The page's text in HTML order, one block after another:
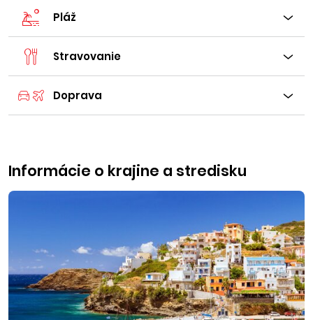
Pláž
Stravovanie
Doprava
Informácie o krajine a stredisku